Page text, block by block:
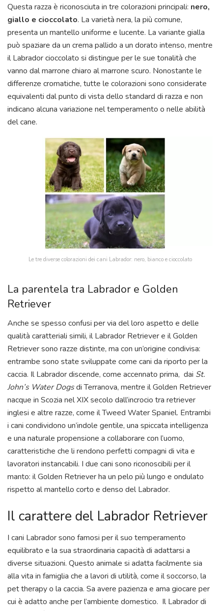
Questa razza è riconosciuta in tre colorazioni principali: nero,
giallo e cioccolato. La varietà nera, la più comune,
presenta un mantello uniforme e lucente. La variante gialla
può spaziare da un crema pallido a un dorato intenso, mentre
il Labrador cioccolato si distingue per le sue tonalità che
vanno dal marrone chiaro al marrone scuro. Nonostante le
differenze cromatiche, tutte le colorazioni sono considerate
equivalenti dal punto di vista dello standard di razza e non
indicano alcuna variazione nel temperamento o nelle abilità
del cane.
Le tre diverse colorazioni dei cani Labrador: nero, bianco e cioccolato
La parentela tra Labrador e Golden
Retriever
Anche se spesso confusi per via del loro aspetto e delle
qualità caratteriali simili, il Labrador Retriever e il Golden
Retriever sono razze distinte, ma con un’origine condivisa:
entrambe sono state sviluppate come cani da riporto per la
caccia. Il Labrador discende, come accennato prima, dai St.
John’s Water Dogsdi Terranova, mentre il Golden Retriever
nacque in Scozia nel XIX secolo dall’incrocio tra retriever
inglesi e altre razze, come il Tweed Water Spaniel. Entrambi
i cani condividono un’indole gentile, una spiccata intelligenza
e una naturale propensione a collaborare con l’uomo,
caratteristiche che li rendono perfetti compagni di vita e
lavoratori instancabili. I due cani sono riconoscibili per il
manto: il Golden Retriever ha un pelo più lungo e ondulato
rispetto al mantello corto e denso del Labrador.
Il carattere del Labrador Retriever
I cani Labrador sono famosi per il suo temperamento
equilibrato e la sua straordinaria capacità di adattarsi a
diverse situazioni. Questo animale si adatta facilmente sia
alla vita in famiglia che a lavori di utilità, come il soccorso, la
pet therapy o la caccia. Sa avere pazienza e ama giocare per
cui è adatto anche per l’ambiente domestico. Il Labrador di